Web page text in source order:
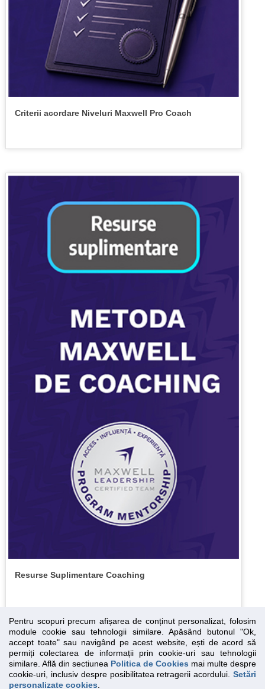
Criterii acordare Niveluri Maxwell Pro Coach
Resurse Suplimentare Coaching
Sus
Essential SSL
Pentru scopuri precum afișarea de conținut personalizat, folosim
module cookie sau tehnologii similare. Apăsând butonul "Ok,
accept toate" sau navigând pe acest website, ești de acord să
permiți colectarea de informații prin cookie-uri sau tehnologii
similare. Află din sectiunea Politica de Cookies mai multe despre
cookie-uri, inclusiv despre posibilitatea retragerii acordului. Setări
personalizate cookies